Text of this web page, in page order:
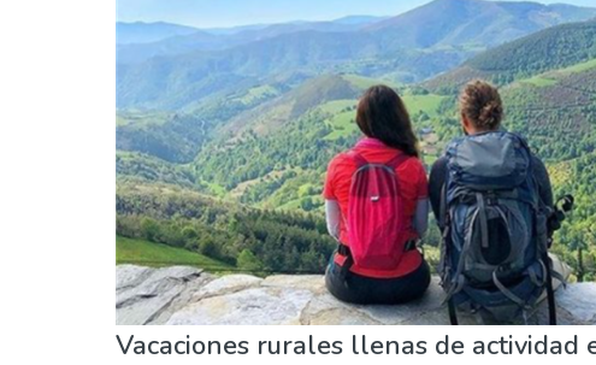
Vacaciones rurales llenas de actividad